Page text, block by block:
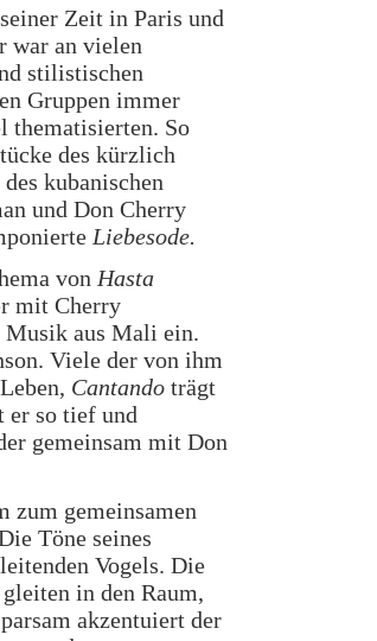
Zeit in Paris und
war an vielen
stilistischen
Gruppen immer
thematisierten. So
des kürzlich
kubanischen
und Don Cherry
Liebesode.
von Hasta
mit Cherry
Musik aus Mali ein.
Viele der von ihm
Cantando trägt
er so tief und
gemeinsam mit Don
zum gemeinsamen
Töne seines
Vogels. Die
in den Raum,
akzentuiert der